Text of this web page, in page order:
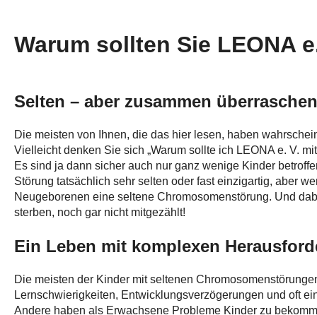
Warum sollten Sie LEONA
Selten – aber zusammen
Die meisten von Ihnen, die das hier lesen, haben
Vielleicht denken Sie sich „Warum sollte ich LEONA e. V.
Es sind ja dann sicher auch nur ganz wenige Kinder
Störung tatsächlich sehr selten oder fast einzigartig, aber
Neugeborenen eine seltene Chromosomenstörung. Und
sterben, noch gar nicht mitgezählt!
Ein Leben mit komplexen
Die meisten der Kinder mit seltenen
Lernschwierigkeiten, Entwicklungsverzögerungen und oft
Andere haben als Erwachsene Probleme Kinder zu